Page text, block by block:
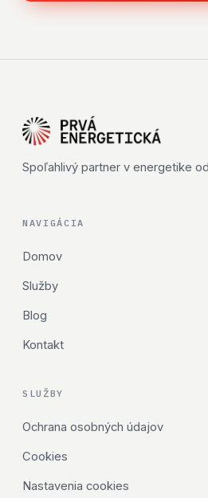
Spoľahlivý partner v energetike od
NAVIGÁCIA
Domov
Služby
Blog
Kontakt
SLUŽBY
Ochrana osobných údajov
Cookies
Nastavenia cookies